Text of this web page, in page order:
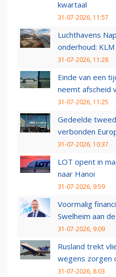
kwartaal
31-07-2026, 11:57
Luchthavens
onderhoud:
31-07-2026, 11:28
Einde van een
neemt afscheid
31-07-2026, 11:25
Gedeelde
verbonden
31-07-2026, 10:37
LOT opent in
naar Hanoi
31-07-2026, 9:59
Voormalig
Swelheim aan
31-07-2026, 9:09
Rusland trekt
wegens zorgen
31-07-2026, 8:03